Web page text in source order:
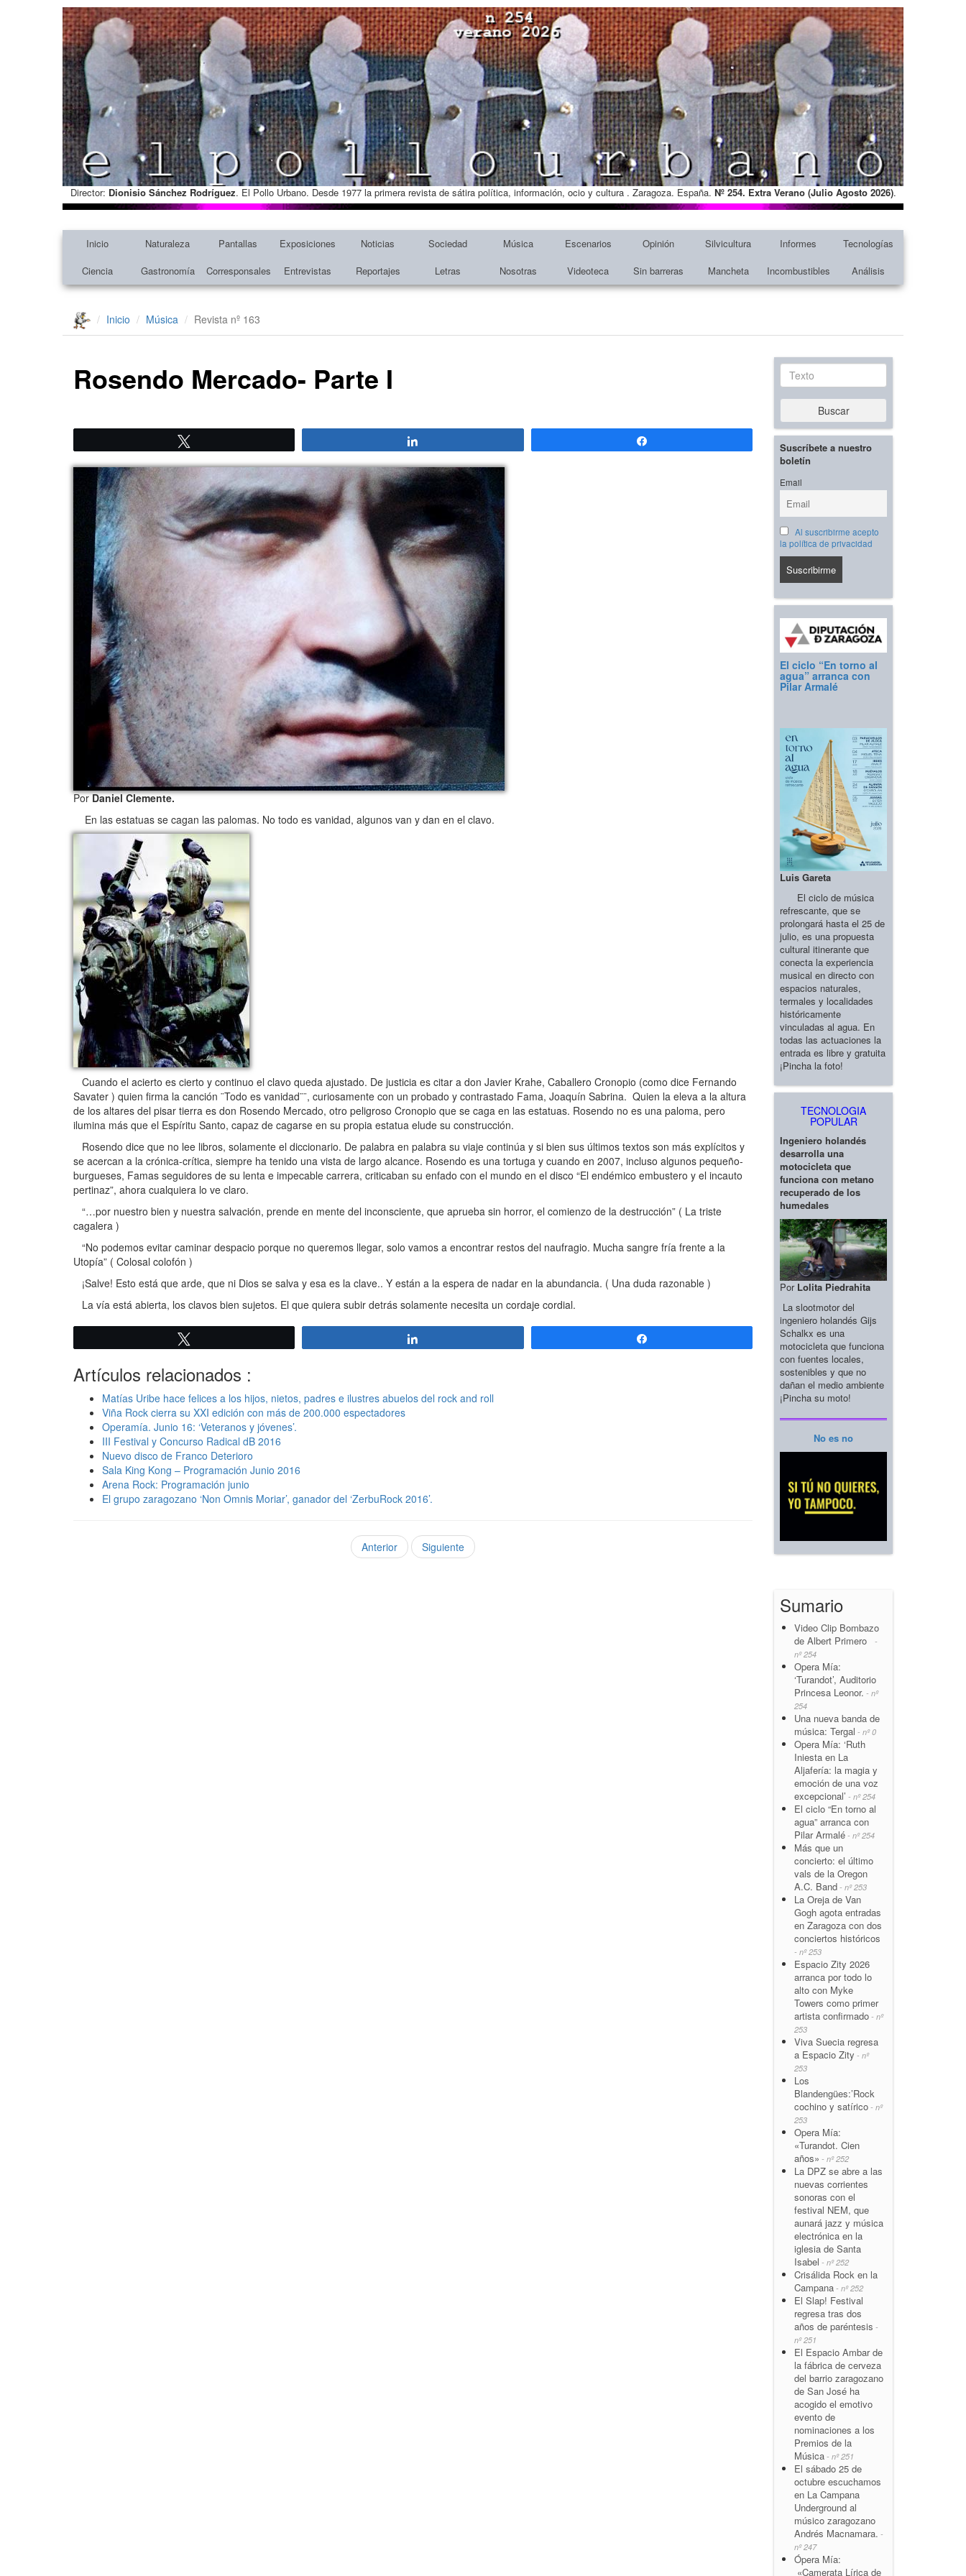
Director: Dionisio Sánchez Rodríguez. El Pollo Urbano. Desde 1977 la primera revista de sátira política, información, ocio y cultura . Zaragoza. España. Nº 254. Extra Verano (Julio Agosto 2026).
Inicio Naturaleza Pantallas Exposiciones Noticias Sociedad Música Escenarios Opinión Silvicultura Informes
Tecnologías
Ciencia
Gastronomía Corresponsales Entrevistas Reportajes Letras Nosotras Videoteca Sin barreras Mancheta Incombustibles Análisis
Inicio Música Revista nº 163
Rosendo Mercado- Parte I
PorDaniel Clemente.
En las estatuas se cagan las palomas. No todo es vanidad, algunos van y dan en el clavo.
Cuando el acierto es cierto y continuo el clavo queda ajustado. De justicia es citar a don Javier Krahe, Caballero Cronopio (como dice Fernando
Savater ) quien firma la canción ¨Todo es vanidad¨¨, curiosamente con un probado y contrastado Fama, Joaquín Sabrina. Quien la eleva a la altura
de los altares del pisar tierra es don Rosendo Mercado, otro peligroso Cronopio que se caga en las estatuas. Rosendo no es una paloma, pero
ilumina más que el Espíritu Santo, capaz de cagarse en su propia estatua elude su construcción.
Rosendo dice que no lee libros, solamente el diccionario. De palabra en palabra su viaje continúa y si bien sus últimos textos son más explícitos y
se acercan a la crónica-crítica, siempre ha tenido una vista de largo alcance. Rosendo es una tortuga y cuando en 2007, incluso algunos pequeño-
burgueses, Famas seguidores de su lenta e impecable carrera, criticaban su enfado con el mundo en el disco “El endémico embustero y el incauto
pertinaz”, ahora cualquiera lo ve claro.
“…por nuestro bien y nuestra salvación, prende en mente del inconsciente, que aprueba sin horror, el comienzo de la destrucción” ( La triste
cagalera )
“No podemos evitar caminar despacio porque no queremos llegar, solo vamos a encontrar restos del naufragio. Mucha sangre fría frente a la
Utopía” ( Colosal colofón )
¡Salve! Esto está que arde, que ni Dios se salva y esa es la clave.. Y están a la espera de nadar en la abundancia. ( Una duda razonable )
La vía está abierta, los clavos bien sujetos. El que quiera subir detrás solamente necesita un cordaje cordial.
Artículos relacionados :
Matías Uribe hace felices a los hijos, nietos, padres e ilustres abuelos del rock and roll
Viña Rock cierra su XXI edición con más de 200.000 espectadores
Operamía. Junio 16: ‘Veteranos y jóvenes’.
III Festival y Concurso Radical dB 2016
Nuevo disco de Franco Deterioro
Sala King Kong – Programación Junio 2016
Arena Rock: Programación junio
El grupo zaragozano ‘Non Omnis Moriar’, ganador del ‘ZerbuRock 2016’.
Anterior Siguiente
Texto
Buscar
Suscríbete a nuestro
boletín
Email
Al suscribirme acepto
la política de privacidad
El ciclo “En torno al
agua” arranca con
Pilar Armalé
Luis Gareta
El ciclo de música
refrescante, que se
prolongará hasta el 25 de
julio, es una propuesta
cultural itinerante que
conecta la experiencia
musical en directo con
espacios naturales,
termales y localidades
históricamente
vinculadas al agua. En
todas las actuaciones la
entrada es libre y gratuita
¡Pincha la foto!
TECNOLOGIA
POPULAR
Ingeniero holandés
desarrolla una
motocicleta que
funciona con metano
recuperado de los
humedales
Por Lolita Piedrahita
La slootmotor del
ingeniero holandés Gijs
Schalkx es una
motocicleta que funciona
con fuentes locales,
sostenibles y que no
dañan el medio ambiente
¡Pincha su moto!
No es no
Sumario
Video Clip Bombazo
de Albert Primero
-
nº 254
Opera Mía:
‘Turandot’, Auditorio
Princesa Leonor. - nº
254
Una nueva banda de
música: Tergal - nº 0
Opera Mía: ‘Ruth
Iniesta en La
Aljafería: la magia y
emoción de una voz
excepcional’ - nº 254
El ciclo “En torno al
agua” arranca con
Pilar Armalé - nº 254
Más que un
concierto: el último
vals de la Oregon
A.C. Band - nº 253
La Oreja de Van
Gogh agota entradas
en Zaragoza con dos
conciertos históricos
- nº 253
Espacio Zity 2026
arranca por todo lo
alto con Myke
Towers como primer
artista confirmado - nº
253
Viva Suecia regresa
a Espacio Zity - nº
253
Los
Blandengües:’Rock
cochino y satírico - nº
253
Opera Mía:
«Turandot. Cien
años» - nº 252
La DPZ se abre a las
nuevas corrientes
sonoras con el
festival NEM, que
aunará jazz y música
electrónica en la
iglesia de Santa
Isabel - nº 252
Crisálida Rock en la
Campana - nº 252
El Slap! Festival
regresa tras dos
años de paréntesis -
nº 251
El Espacio Ambar de
la fábrica de cerveza
del barrio zaragozano
de San José ha
acogido el emotivo
evento de
nominaciones a los
Premios de la
Música - nº 251
El sábado 25 de
octubre escuchamos
en La Campana
Underground al
músico zaragozano
Andrés Macnamara. -
nº 247
Ópera Mía:
«Camerata Lírica de